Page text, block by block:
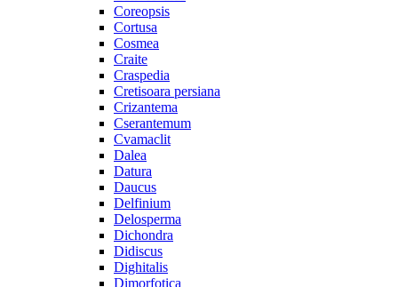
Coreopsis
Cortusa
Cosmea
Craite
Craspedia
Cretisoara persiana
Crizantema
Cserantemum
Cvamaclit
Dalea
Datura
Daucus
Delfinium
Delosperma
Dichondra
Didiscus
Dighitalis
Dimorfotica